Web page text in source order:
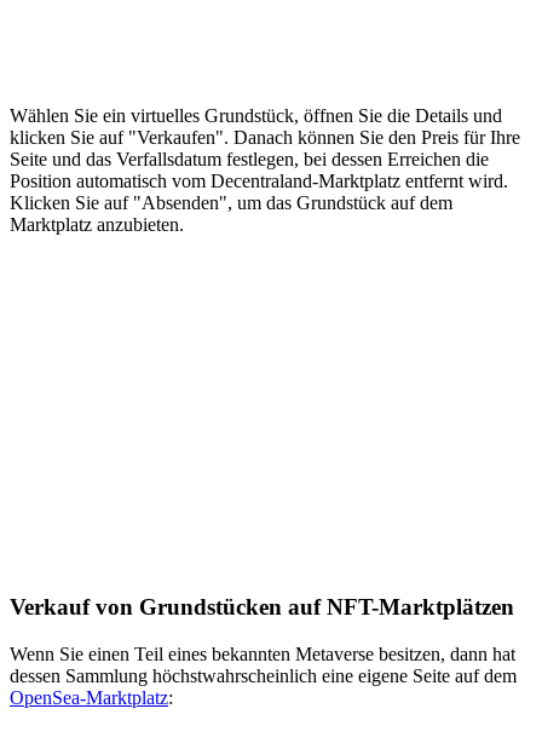
Wählen Sie ein virtuelles Grundstück, öffnen Sie die Details und
klicken Sie auf "Verkaufen". Danach können Sie den Preis für Ihre
Seite und das Verfallsdatum festlegen, bei dessen Erreichen die
Position automatisch vom Decentraland-Marktplatz entfernt wird.
Klicken Sie auf "Absenden", um das Grundstück auf dem
Marktplatz anzubieten.
Verkauf von Grundstücken auf NFT-Marktplätzen
Wenn Sie einen Teil eines bekannten Metaverse besitzen, dann hat
dessen Sammlung höchstwahrscheinlich eine eigene Seite auf dem
OpenSea-Marktplatz: